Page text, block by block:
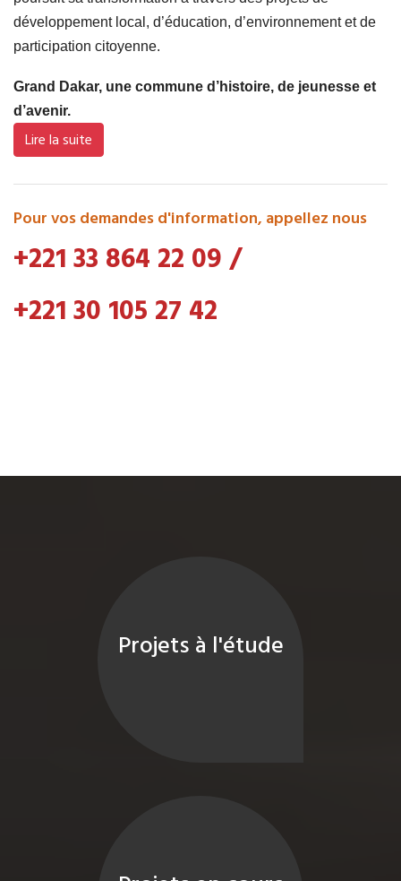
développement local, d’éducation, d’environnement et de
participation citoyenne.
Grand Dakar, une commune d’histoire, de jeunesse et
d’avenir.
Lire la suite
Pour vos demandes d'information, appellez nous
+221 33 864 22 09/
+221 30 105 27 42
Projets à l'étude